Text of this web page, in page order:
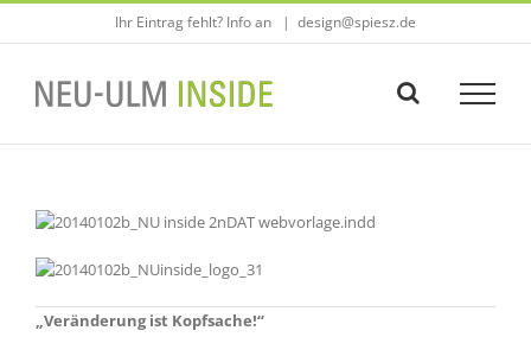
Zum
Ihr Eintrag fehlt? Info an | design@spiesz.de
„Veränderung ist Kopfsache!“